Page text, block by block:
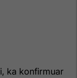
ka konfirmuar